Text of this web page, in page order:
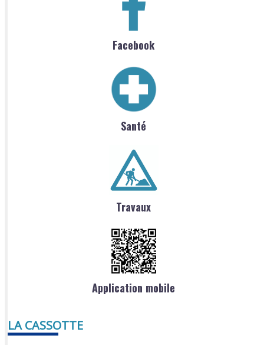
Facebook
Santé
Travaux
Application mobile
LA CASSOTTE